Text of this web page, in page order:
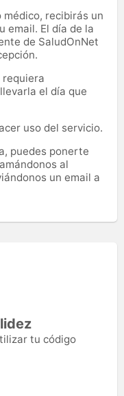
médico, recibirás un
email. El día de la
de SaludOnNet
requiera
el día que
uso del servicio.
puedes ponerte
al
un email a
tu código